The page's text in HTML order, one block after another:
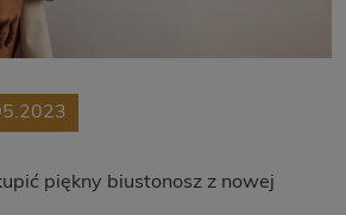
piękny biustonosz z nowej